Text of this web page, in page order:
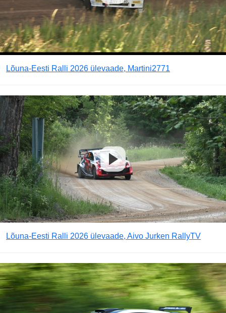
Lõuna-Eesti Ralli 2026 ülevaade, Martini2771
Lõuna-Eesti Ralli 2026 ülevaade, Aivo Jurken RallyTV